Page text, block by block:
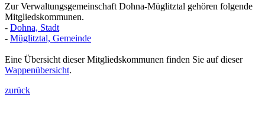
Zur Verwaltungsgemeinschaft Dohna-Müglitztal gehören folgende
Mitgliedskommunen.
- Dohna, Stadt
- Müglitztal, Gemeinde
Eine Übersicht dieser Mitgliedskommunen finden Sie auf dieser
Wappenübersicht.
zurück